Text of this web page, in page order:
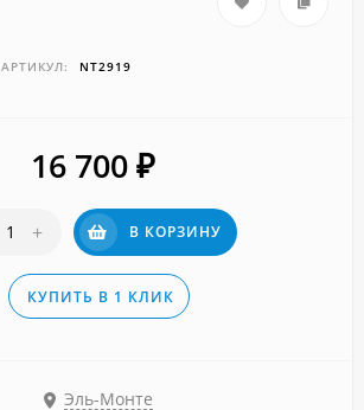
АРТИКУЛ: NT2919
16 700 ₽
+ В КОРЗИНУ
КУПИТЬ В 1 КЛИК
Эль-Монте